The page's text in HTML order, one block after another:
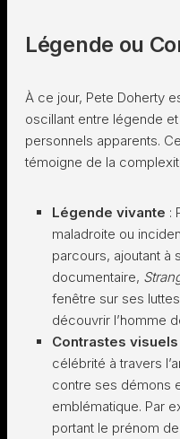
Légende ou
À ce jour, Pete Doherty
oscillant entre légende
personnels apparents.
témoigne de la
Légende vivante :
maladroite ou
parcours, ajoutant à
documentaire,
fenêtre sur ses
découvrir l’homme
Contrastes visuels
célébrité à travers
contre ses démons
emblématique. Par
portant le prénom